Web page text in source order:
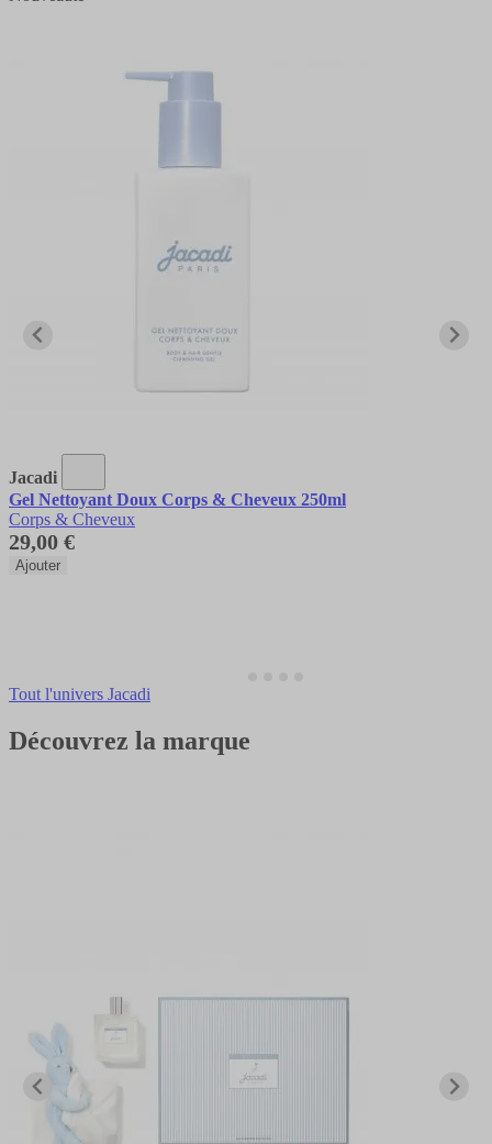
Jacadi
Gel Nettoyant Doux Corps & Cheveux 250ml
Corps & Cheveux
29,00 €
Ajouter
Tout l'univers Jacadi
Découvrez la marque